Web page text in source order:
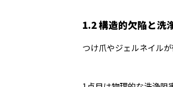
1.2 構造的欠陥と洗
つけ爪やジェルネイル